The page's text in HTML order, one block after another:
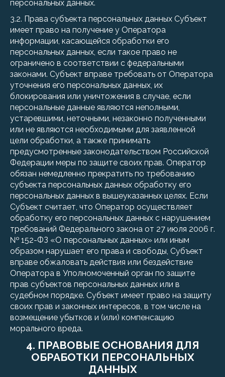
персональных данных.
3.2. Права субъекта персональных данных Субъект
имеет право на получение у Оператора
информации, касающейся обработки его
персональных данных, если такое право не
ограничено в соответствии с федеральными
законами. Субъект вправе требовать от Оператора
уточнения его персональных данных, их
блокирования или уничтожения в случае, если
персональные данные являются неполными,
устаревшими, неточными, незаконно полученными
или не являются необходимыми для заявленной
цели обработки, а также принимать
предусмотренные законодательством Российской
Федерации меры по защите своих прав. Оператор
обязан немедленно прекратить по требованию
субъекта персональных данных обработку его
персональных данных в вышеуказанных целях. Если
Субъект считает, что Оператор осуществляет
обработку его персональных данных с нарушением
требований Федерального закона от 27 июля 2006 г.
№ 152-ФЗ «О персональных данных» или иным
образом нарушает его права и свободы, Субъект
вправе обжаловать действия или бездействие
Оператора в Уполномоченный орган по защите
прав субъектов персональных данных или в
судебном порядке. Субъект имеет право на защиту
своих прав и законных интересов, в том числе на
возмещение убытков и (или) компенсацию
морального вреда.
4. ПРАВОВЫЕ ОСНОВАНИЯ ДЛЯ
ОБРАБОТКИ ПЕРСОНАЛЬНЫХ
ДАННЫХ